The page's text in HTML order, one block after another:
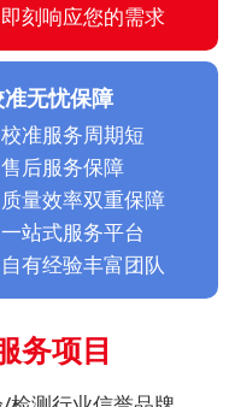
即刻响应您的需求
无忧保障
校准服务周期短
售后服务保障
质量效率双重保障
一站式服务平台
自有经验丰富团队
务项目